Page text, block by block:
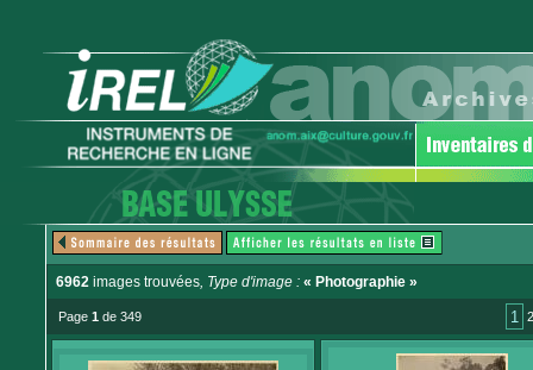
6962 images trouvées, Type d'image : « Photographie »
Page 1 de 349 1 2